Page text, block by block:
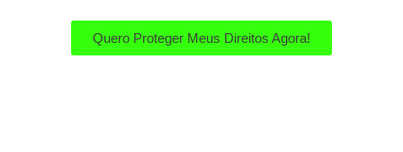
Quero Proteger Meus Direitos Agora!